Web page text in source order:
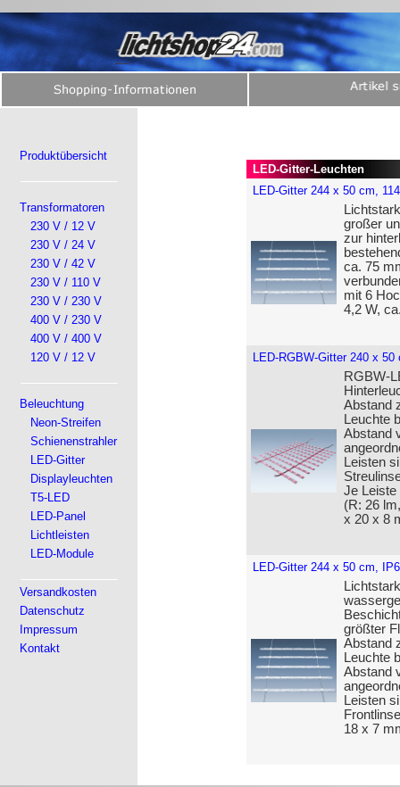
Produktübersicht
Transformatoren
230 V / 12 V
230 V / 24 V
230 V / 42 V
230 V / 110 V
230 V / 230 V
400 V / 230 V
400 V / 400 V
120 V / 12 V
Beleuchtung
Neon-Streifen
Schienenstrahler
LED-Gitter
Displayleuchten
T5-LED
LED-Panel
Lichtleisten
LED-Module
Versandkosten
Datenschutz
Impressum
Kontakt
LED-Gitter-Leuchten
LED-Gitter 244 x 50 cm,
großer
zur
ca. 75
mit 6
4,2 W,
LED-RGBW-Gitter 240 x 50
RGBW-
Abstand
Leuchte
Abstand
Leisten
Je Leiste
(R: 26
x 20 x 8
LED-Gitter 244 x 50 cm,
größter
Abstand
Leuchte
Abstand
Leisten
18 x 7